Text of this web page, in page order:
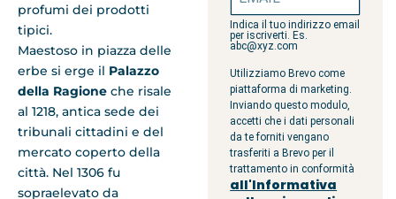
profumi dei prodotti
tipici.
Maestoso in piazza delle
erbe si erge il Palazzo
della Ragione che risale
al 1218, antica sede dei
tribunali cittadini e del
mercato coperto della
città. Nel 1306 fu
sopraelevato da
Indica il tuo indirizzo email
per iscriverti. Es.
abc@xyz.com
Utilizziamo Brevo come
piattaforma di marketing.
Inviando questo modulo,
accetti che i dati personali
da te forniti vengano
trasferiti a Brevo per il
trattamento in conformità
all'Informativa